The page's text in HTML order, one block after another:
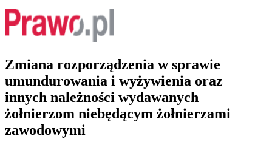
Zmiana rozporządzenia w sprawie
umundurowania i wyżywienia oraz
innych należności wydawanych
żołnierzom niebędącym żołnierzami
zawodowymi